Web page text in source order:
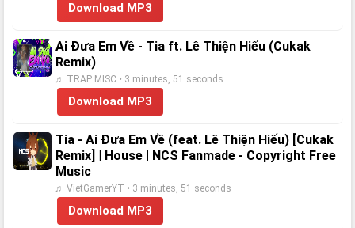
Download MP3
Ai Đưa Em Về - Tia ft. Lê Thiện Hiếu (Cukak
Remix)
♬ TRAP MISC • 3 minutes, 51 seconds
Download MP3
Tia - Ai Đưa Em Về (feat. Lê Thiện Hiếu) [Cukak
Remix] | House | NCS Fanmade - Copyright Free
Music
♬ VietGamerYT • 3 minutes, 51 seconds
Download MP3